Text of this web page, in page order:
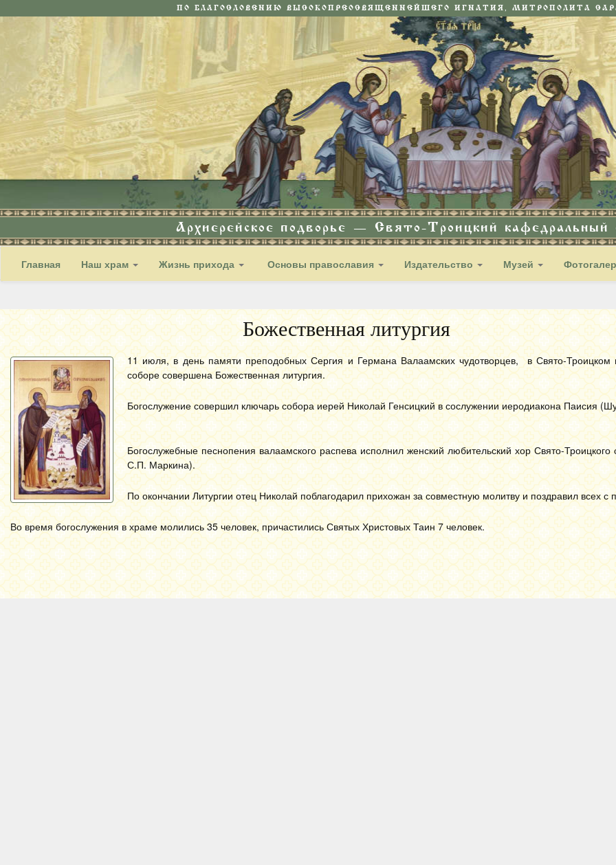
ПО БЛАГОСЛОВЕНИЮ ВЫСОКОПРЕОСВЯЩЕННЕЙШЕГО ИГНАТИЯ, МИТРОПОЛИТА
Архиерейское подворье — Свято-Троицкий кафедральный
Главная Наш храм Жизнь прихода Основы православия Издательство Музей
Божественная литургия
11 июля, в день памяти преподобных Сергия и Германа Валаамских чудотворцев, в Свято-Троицком
соборе совершена Божественная литургия.
Богослужение совершил ключарь собора иерей Николай Генсицкий в сослужении иеродиакона Паисия
Богослужебные песнопения валаамского распева исполнил женский любительский хор Свято-Троицкого
С.П. Маркина).
По окончании Литургии отец Николай поблагодарил прихожан за совместную молитву и поздравил всех с
Во время богослужения в храме молились 35 человек, причастились Святых Христовых Таин 7 человек.